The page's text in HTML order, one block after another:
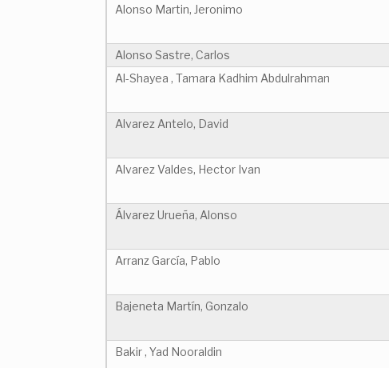
Alonso Martin, Jeronimo
Alonso Sastre, Carlos
Al-Shayea , Tamara Kadhim Abdulrahman
Alvarez Antelo, David
Alvarez Valdes, Hector Ivan
Álvarez Urueña, Alonso
Arranz García, Pablo
Bajeneta Martín, Gonzalo
Bakir , Yad Nooraldin